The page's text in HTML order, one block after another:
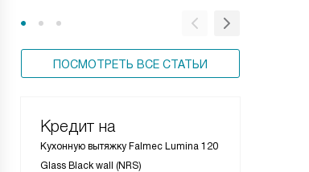
ПОСМОТРЕТЬ ВСЕ СТАТЬИ
Кредит на
Кухонную вытяжку Falmec Lumina 120
Glass Black wall (NRS)